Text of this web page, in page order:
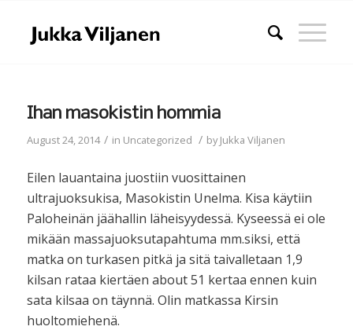
Ihan masokistin hommia
August 24, 2014 / in Uncategorized / byJukka Viljanen
Eilen lauantaina juostiin vuosittainen
ultrajuoksukisa, Masokistin Unelma. Kisa käytiin
Paloheinän jäähallin läheisyydessä. Kyseessä ei ole
mikään massajuoksutapahtuma mm.siksi, että
matka on turkasen pitkä ja sitä taivalletaan 1,9
kilsan rataa kiertäen about 51 kertaa ennen kuin
sata kilsaa on täynnä. Olin matkassa Kirsin
huoltomiehenä.